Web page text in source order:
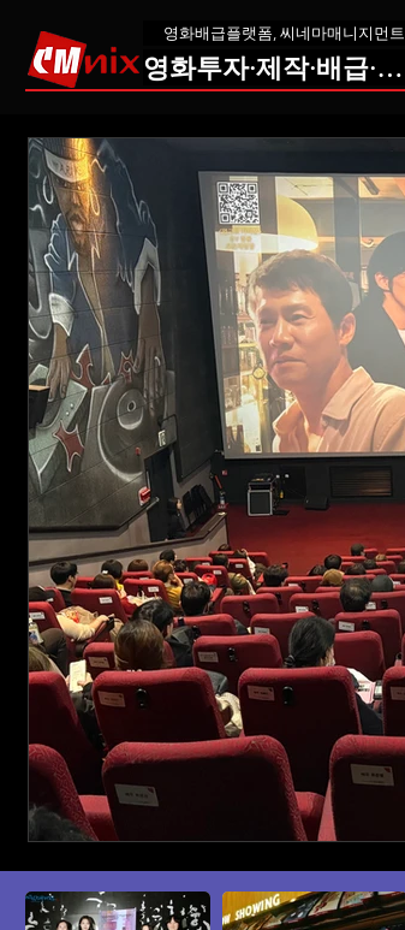
영화배급플랫폼, 씨네마매니지먼트
영화투자·제작·배급·교육